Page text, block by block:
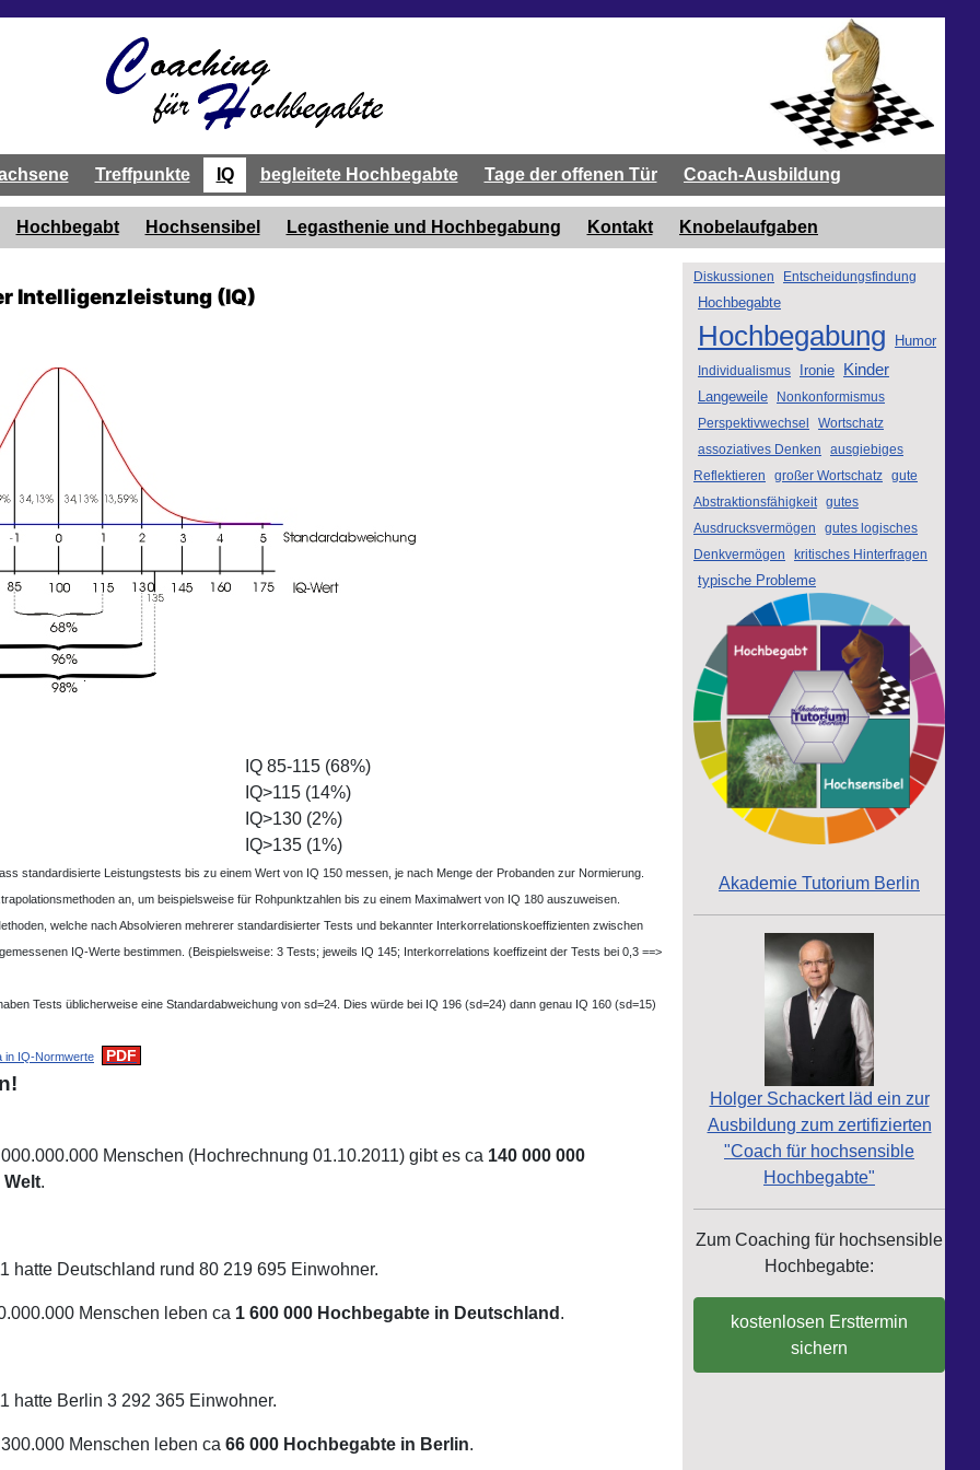
Treffpunkte IQ begleitete Hochbegabte Tage der offenen Tür Coach-Ausbildung
Hochbegabt Hochsensibel Legasthenie und Hochbegabung Kontakt Knobelaufgaben
(IQ)
IQ 85-115 (68%)
IQ>115 (14%)
IQ>130 (2%)
IQ>135 (1%)
standardisierte Leistungstests bis zu einem Wert von IQ 150 messen, je nach Menge der Probanden zur Normierung.
an, um beispielsweise für Rohpunktzahlen bis zu einem Maximalwert von IQ 180 auszuweisen.
welche nach Absolvieren mehrerer standardisierter Tests und bekannter Interkorrelationskoeffizienten zwischen
IQ-Werte bestimmen. (Beispielsweise: 3 Tests; jeweils IQ 145; Interkorrelations koeffizeint der Tests bei 0,3 ==>
Tests üblicherweise eine Standardabweichung von sd=24. Dies würde bei IQ 196 (sd=24) dann genau IQ 160 (sd=15)
in IQ-Normwerte
Menschen (Hochrechnung 01.10.2011) gibt es ca 140 000 000
.
hatte Deutschland rund 80 219 695 Einwohner.
Menschen leben ca 1 600 000 Hochbegabte in Deutschland .
hatte Berlin 3 292 365 Einwohner.
Menschen leben ca 66 000 Hochbegabte in Berlin.
Diskussionen Entscheidungsfindung
Hochbegabte
Hochbegabung Humor
Individualismus Ironie Kinder
Langeweile
Nonkonformismus
Perspektivwechsel
Wortschatz
assoziatives Denken
ausgiebiges
Reflektieren
großer Wortschatz gute
Abstraktionsfähigkeit gutes
Ausdrucksvermögen
gutes logisches
Denkvermögen
kritisches Hinterfragen
typische Probleme
Akademie Tutorium Berlin
Holger Schackert läd ein zur
Ausbildung zum zertifizierten
"Coach für hochsensible
Hochbegabte"
Zum Coaching für hochsensible
Hochbegabte:
kostenlosen Ersttermin
sichern